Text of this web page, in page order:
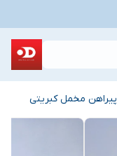
پیراهن مخمل کبریتی